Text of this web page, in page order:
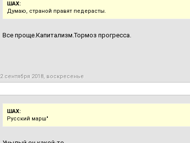
ШАХ:
Думаю, страной правят педерасты.
Все проще.Капитализм.Тормоз прогресса.
2 сентября 2018, воскресенье
ШАХ:
Русский марш"